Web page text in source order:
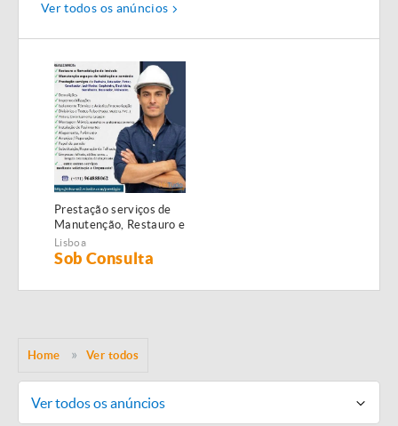
Ver todos os anúncios
Prestação serviços de
Manutenção, Restauro e
Remodelação de
imóveis!
Lisboa
Sob Consulta
Home Ver todos
Ver todos os anúncios